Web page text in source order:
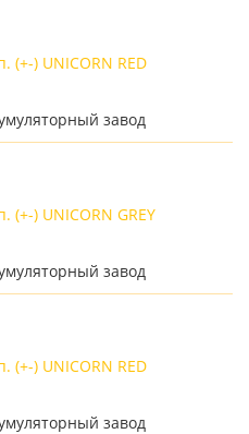
(+-) UNICORN RED
завод
(+-) UNICORN GREY
завод
(+-) UNICORN RED
завод